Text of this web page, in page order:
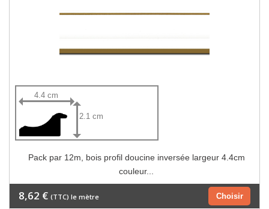
4.4 cm
2.1 cm
Pack par 12m, bois profil doucine inversée largeur 4.4cm
couleur...
Choisir
8,62 € (TTC) le mètre